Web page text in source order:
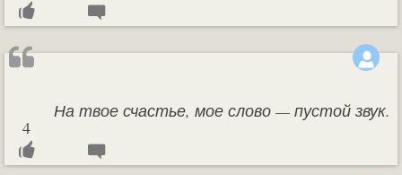
На твое счастье, мое слово — пустой звук.
4